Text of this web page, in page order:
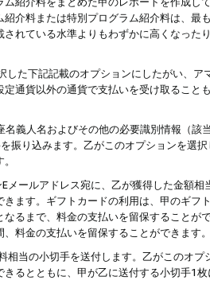
介料または特別プログラム紹介料は、最
れている水準よりもわずかに高くなった
た下記記載のオプションにしたがい、ア
通貨以外の通貨で支払いを受け取ること
人名およびその他の必要識別情報（該当
振り込みます。乙がこのオプションを選
ールアドレス宛に、乙が獲得した金額相
ます。ギフトカードの利用は、甲のギフ
なるまで、料金の支払いを留保することが
料金の支払いを留保することができます。
当の小切手を送付します。乙がこのオプ
るとともに、甲が乙に送付する小切手1枚